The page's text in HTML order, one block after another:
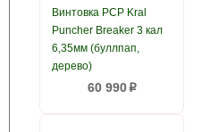
Винтовка PCP Kral
Puncher Breaker 3 кал
6,35мм (буллпап,
дерево)
60 990p